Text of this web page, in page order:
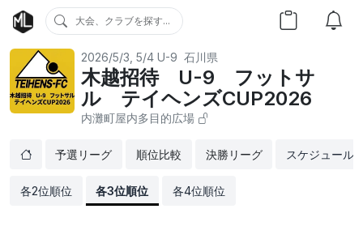
大会、クラブを探す...
2026/5/3, 5/4 U-9 石川県
木越招待 U-9 フットサ
ル テイヘンズCUP2026
内灘町屋内多目的広場
予選リーグ 順位比較 決勝リーグ スケジュール
各2位順位 各3位順位 各4位順位